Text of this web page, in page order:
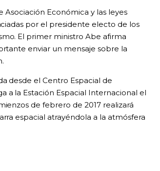
Asociación Económica y las leyes
por el presidente electo de los
El primer ministro Abe afirma
enviar un mensaje sobre la
desde el Centro Espacial de
a la Estación Espacial Internacional el
de febrero de 2017 realizará
espacial atrayéndola a la atmósfera